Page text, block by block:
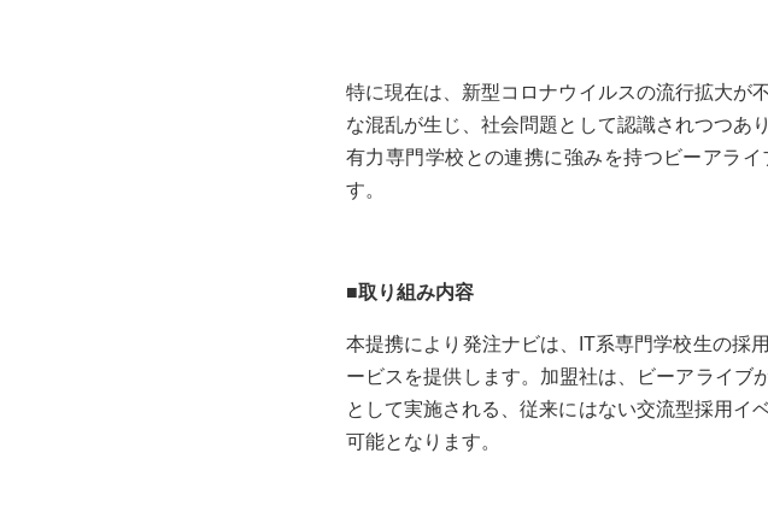
特に現在は、新型コロナウイルスの流行拡大が
な混乱が生じ、社会問題として認識されつつあ
有力専門学校との連携に強みを持つビーアラ
す。
■取り組み内容
本提携により発注ナビは、IT系専門学校生の採
ービスを提供します。加盟社は、ビーアライブ
として実施される、従来にはない交流型採用イ
可能となります。